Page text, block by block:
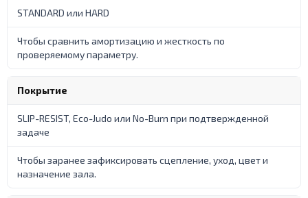
STANDARD или HARD
Чтобы сравнить амортизацию и жесткость по
проверяемому параметру.
Покрытие
SLIP-RESIST, Eco-Judo или No-Burn при подтвержденной
задаче
Чтобы заранее зафиксировать сцепление, уход, цвет и
назначение зала.